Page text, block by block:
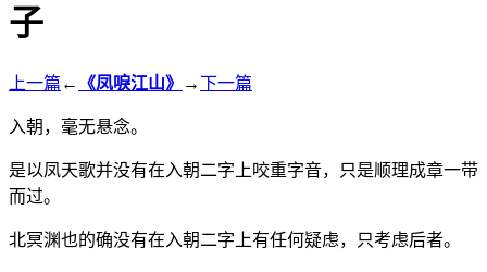
子
上一篇 ← 《凤唳江山》 →下一篇
入朝，毫无悬念。
是以凤天歌并没有在入朝二字上咬重字音，只是顺理成章一带
而过。
北冥渊也的确没有在入朝二字上有任何疑虑，只考虑后者。